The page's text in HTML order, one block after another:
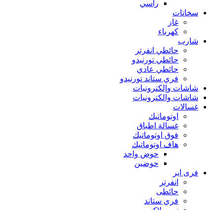
رأسي
سخانات
غاز
كهرباء
شارب
حائطي انفرتر
حائطي تورنيدو
حائطي عادي
فري ستاند تورنيدو
شاشات وإلكترونيات
شاشات والكترونيات
غسالات
اوتوماتيك
غسالة اطباق
فوق اوتوماتيك
هاف اوتوماتيك
حوض واحد
حوضين
فرى اير
انفرتر
حائطى
فري ستاند